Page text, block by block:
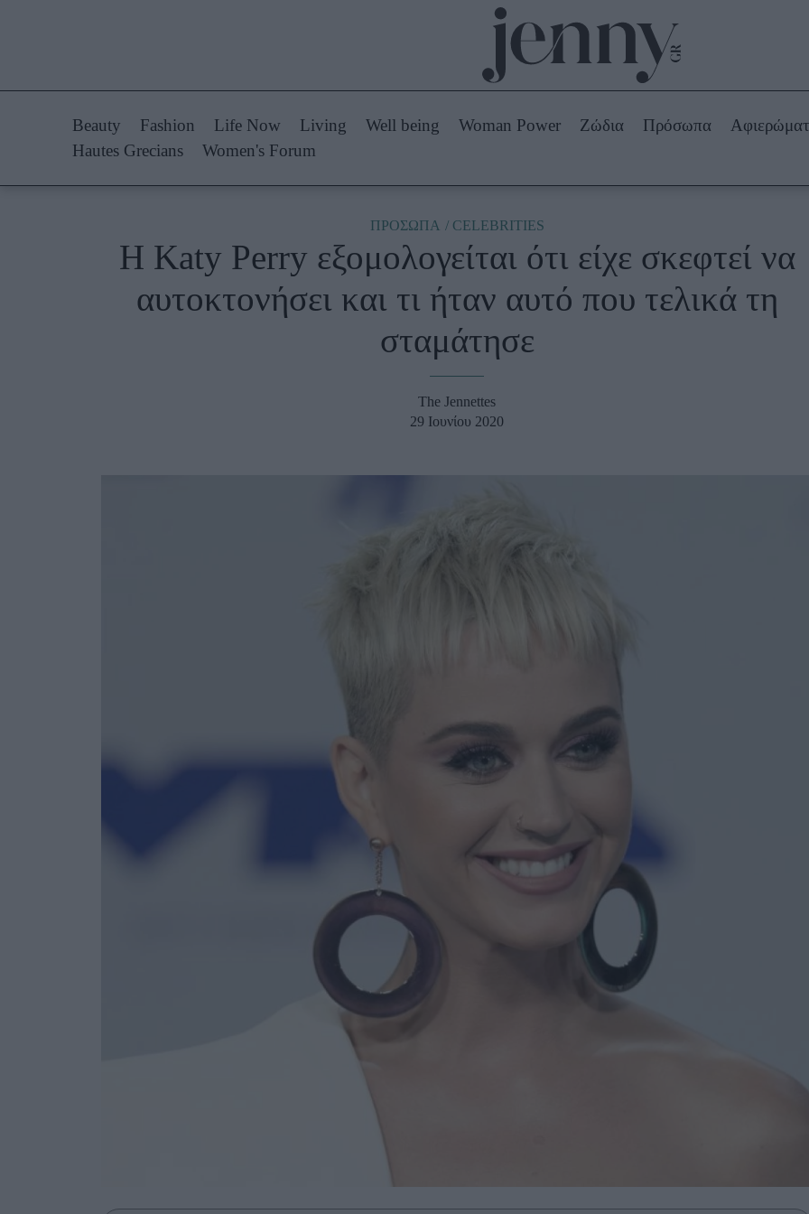
Styling Tips
Fashion News
Beauty -
Ομορφιά
Skincare
Μακιγιάζ
Woman Power Πρόσωπα
Συνεντεύξεις
Ζώδια
Beauty Fashion Life Now Living Well being Woman Power Ζώδια Πρόσωπα
Hautes Grecians
Women's Forum
ΠΡΟΣΩΠΑ CELEBRITIES
Η Katy Perry εξομολογείται ότι είχε σκεφτεί να
αυτοκτονήσει και τι ήταν αυτό που τελικά τη
σταμάτησε
The Jennettes
29 Ιουνίου 2020